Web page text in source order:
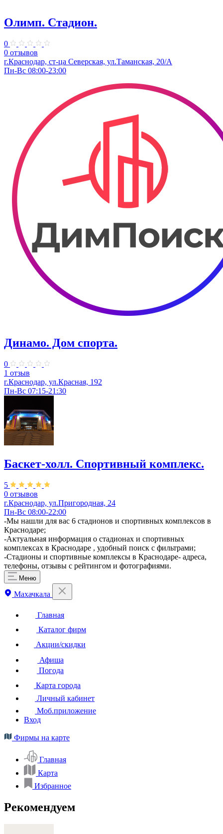
Олимп. Стадион.
0
0 отзывов
г.Краснодар, ст-ца Северская, ул.Таманская, 20/А
Пн-Вс 08:00-23:00
Динамо. Дом спорта.
0
1 отзыв
г.Краснодар, ул.Красная, 192
Пн-Вс 07:15-21:30
Баскет-холл. Спортивный комплекс.
5
0 отзывов
г.Краснодар, ул.Пригородная, 24
Пн-Вс 08:00-22:00
-Мы нашли для вас 6 стадионов и спортивных комплексов в
Краснодаре;
-Актуальная информация о стадионах и спортивных
комплексах в Краснодаре , удобный поиск с фильтрами;
-Стадионы и спортивные комплексы в Краснодаре- адреса,
телефоны, отзывы с рейтингом и фотографиями.
Меню
Махачкала
Главная
Каталог фирм
Акции/скидки
Афиша
Погода
Карта города
Личный кабинет
Моб.приложение
Вход
Фирмы на карте
Главная
Карта
Избранное
Рекомендуем